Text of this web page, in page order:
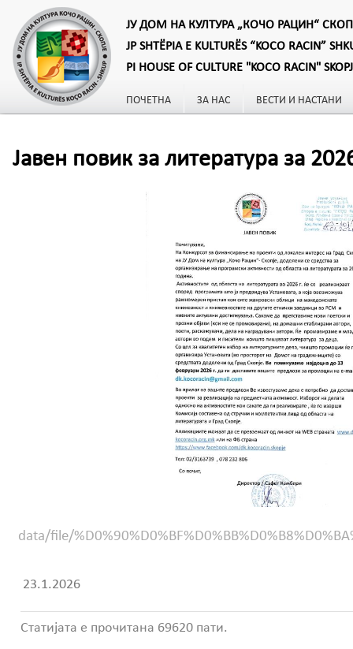
ЈУ ДОМ НА КУЛТУРА „КОЧО РАЦИН“
JP SHTËPIA E KULTURËS “KOCO RACIN”
PI HOUSE OF CULTURE "KOCO RACIN"
ПОЧЕТНА ЗА НАС ВЕСТИ И НАСТАНИ
Јавен повик за литература за
data/file/
23.1.2026
Статијата е прочитана 69620 пати.